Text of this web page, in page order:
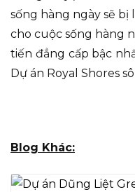
sống hàng ngày sẽ bị
cho cuộc sống hàng
tiến đẳng cấp bậc
Dự án Royal Shores
Blog Khác: